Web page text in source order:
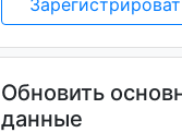
Обновить
данные